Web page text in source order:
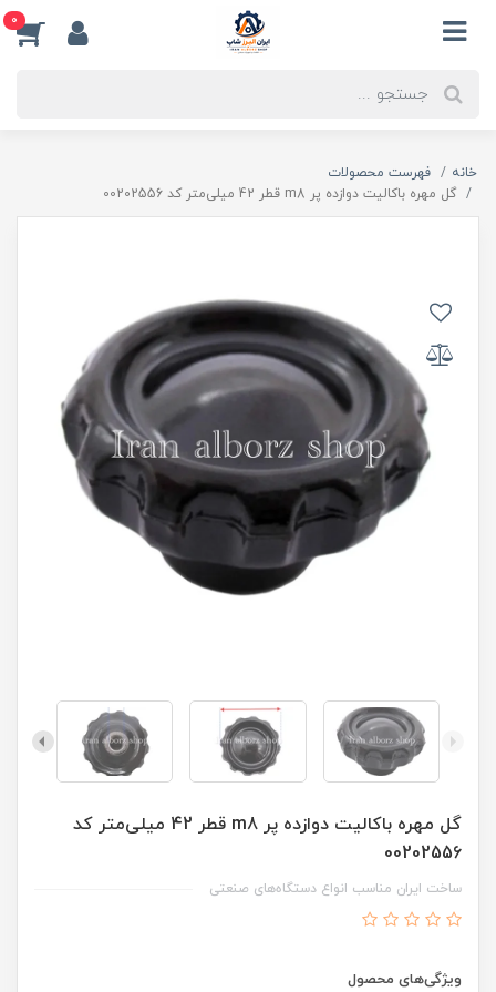
0
خانه
فهرست محصولات
گل مهره باکالیت دوازده پر m8 قطر 42 میلی‌متر کد 00202556
گل مهره باکالیت دوازده پر m8 قطر 42 میلی‌متر کد
00202556
ساخت ایران مناسب انواع دستگاه‌های صنعتی
ویژگی‌های محصول